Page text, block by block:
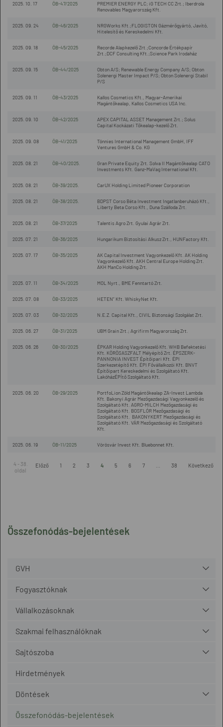
Összefonódás-bejelentések
GVH
Fogyasztóknak
Vállalkozásoknak
Szakmai felhasználóknak
Sajtószoba
Hirdetmények
Döntések
Összefonódás-bejelentések
2025. 10. 17 ÖB-47/2025
PREMIER ENERGY PLC; iG TECH CC Zrt.; Iberdrola
Renovables Magyarország Kft.
2025. 09. 24 ÖB-46/2025
NRGWorks Kft.;FLOGISTON Gázmérőgyártó, Javító,
Hitelesítő és Kereskedelmi Kft.
2025. 09. 18 ÖB-45/2025
Recorde Alapkezelő Zrt.;Concorde Értékpapír
Zrt.;DCF Consulting Kft.;Science Park Irodaház
2025. 09. 15 ÖB-44/2025
Obton A/S; Renewable Energy Company A/S; Obton
Solenergi Master Impact P/S; Obton Solenergi Stabil
P/S
2025. 09. 11 ÖB-43/2025
Kallos Cosmetics Kft., Magyar-Amerikai
Magántőkealap, Kallos Cosmetics USA Inc.
2025. 09. 10 ÖB-42/2025
APEX CAPITAL ASSET Management Zrt.; Solus
Capital Kockázati Tőkealap-kezelő Zrt.
2025. 09. 08 ÖB-41/2025
Tönnies International Management GmbH, IFF
Ventures GmbH & Co. KG
2025. 08. 21 ÖB-40/2025.
Gran Private Equity Zrt. Solva II Magántőkealap CATO
Investments Kft. Ganz-MaVag International Kft.
2025. 08. 21 ÖB-39/2025. CarUX Holding Limited Pioneer Corporation
2025. 08. 21 ÖB-38/2025.
BDPST Corso Béta Investment Ingatlanberuházó Kft.,
Liberty Beta Corso Kft., Duna Szálloda Zrt.
2025. 08. 21 ÖB-37/2025 Talentis Agro Zrt. Gyulai Agrár Zrt.
2025. 07. 21 ÖB-36/2025 Hungarikum Biztosítási Alkusz Zrt., HUNFactory Kft.
2025. 07. 17 ÖB-35/2025
AK Capital Investment Vagyonkezelő Kft. AK Holding
Vagyonkezelő Kft. AKH Central Europe Holding Zrt.
AKH ManCo Holding Zrt.
2025. 07. 11 ÖB-34/2025 MOL Nyrt., BME Fenntartó Zrt.
2025. 07. 08 ÖB-33/2025 HETEN” Kft. WhiskyNet Kft.
2025. 07. 03 ÖB-32/2025 N.E.Z. Capital Kft., CIVIL Biztonsági Szolgálat Zrt.
2025. 06. 27 ÖB-31/2025 UBM Grain Zrt.; Agrifirm Magyarország Zrt.
2025. 06. 26 ÖB-30/2025
ÉPKAR Holding Vagyonkezelő Kft. WHB Befektetési
Kft. KÖRÖSASZFALT Mélyépítő Zrt. ÉPSZERK-
PANNONIA INVEST Építőipari Kft. ÉPI
Szerkezetépítő Kft. ÉPI Fővállalkozói Kft. BNVT
Építőipart Kereskedelmi és Szolgáltató Kft.
LakóházÉPÍtő Szolgáltató Kft.
2025. 06. 20 ÖB-29/2025
PortfoLion Zöld Magántőkealap ZA-Invest Lambda
Kft. Bakonyi Agrár Mezőgazdasági Vagyonkezelő és
Szolgáltató Kft. AGRO-MILCH Mezőgazdasági és
Szolgáltató Kft. BOSFLÓR Mezőgazdasági és
Szolgáltató Kft. BAKONYKERT Mezőgazdasági és
Szolgáltató Kft. VÁR Mezőgazdasági és Szolgáltató
Kft.
2025. 06. 19 ÖB-11/2025 Vörösvár Invest Kft. Bluebonnet Kft.
4 - 38.
oldal
Előző 1 2 3 4 5 6 7 38 Következő